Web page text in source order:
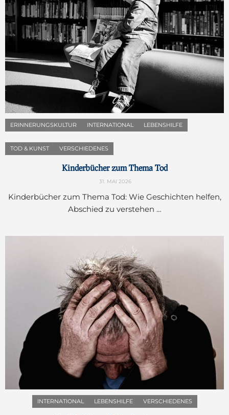
ERINNERUNGSKULTUR INTERNATIONAL LEBENSHILFE
TOD & KUNST VERSCHIEDENES
Kinderbücher zum Thema Tod
31. MAI 2026
Kinderbücher zum Thema Tod: Wie Geschichten helfen,
Abschied zu verstehen …
INTERNATIONAL LEBENSHILFE VERSCHIEDENES